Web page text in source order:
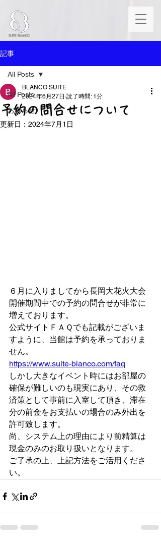
記事
All Posts
お知らせ
All Posts
予約の問合せについて
BLANCO SUITE
2024年6月27日 読了時間: 1分
更新日： 2024年7月1日
６月に入りましてから長岡大花火大会
開催期間中での予約の問合せが非常に
増えております。
公式サイトＦＡＱでも記載がございま
すように、当館は予約を承っておりま
せん。
https://www.suite-blanco.com/faq
しかし大きなイベント時にはお部屋の
確保が難しいのも現実にあり、その救
済策として事前に入室して頂き、滞在
分の前金をお支払いの場合のみ外出を
許可致します。
尚、システム上の理由により前精算は
現金のみのお取り扱いとなります。
ご了承の上、上記方法をご活用くださ
い。